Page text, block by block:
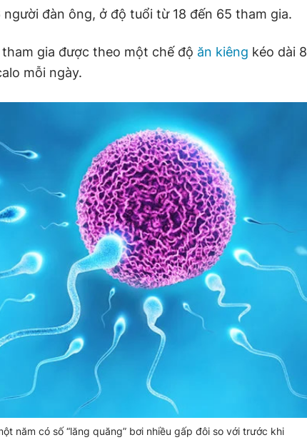
đàn ông, ở độ tuổi từ 18 đến 65 tham gia.
gia được theo một chế độ ăn kiêng kéo dài 8
mỗi ngày.
năm có số “lăng quăng” bơi nhiều gấp đôi so với trước khi